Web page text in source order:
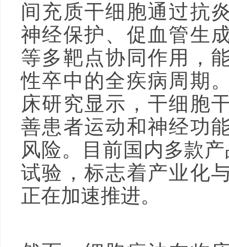
间充质干细胞通过抗
神经保护、促血管生
等多靶点协同作用，
性卒中的全疾病周期
床研究显示，干细胞
善患者运动和神经功
风险。目前国内多款
试验，标志着产业化
正在加速推进。